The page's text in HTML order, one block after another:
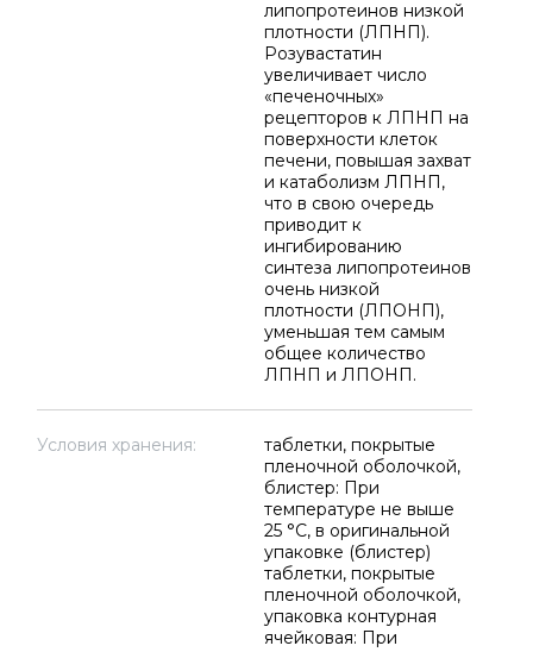
липопротеинов низкой
плотности (ЛПНП).
Розувастатин
увеличивает число
«печеночных»
рецепторов к ЛПНП на
поверхности клеток
печени, повышая захват
и катаболизм ЛПНП,
что в свою очередь
приводит к
ингибированию
синтеза липопротеинов
очень низкой
плотности (ЛПОНП),
уменьшая тем самым
общее количество
ЛПНП и ЛПОНП.
Условия хранения:
таблетки, покрытые
пленочной оболочкой,
блистер: При
температуре не выше
25 °C, в оригинальной
упаковке (блистер)
таблетки, покрытые
пленочной оболочкой,
упаковка контурная
ячейковая: При